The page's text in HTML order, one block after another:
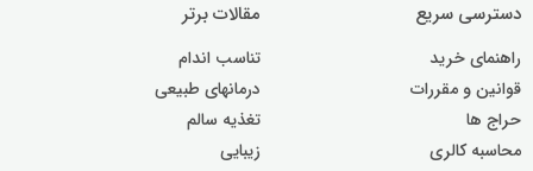
دسترسی سریع
راهنمای خرید
قوانین و مقررات
حراج ها
محاسبه کالری
مقالات برتر
تناسب اندام
درمانهای طبیعی
تغذیه سالم
زیبایی